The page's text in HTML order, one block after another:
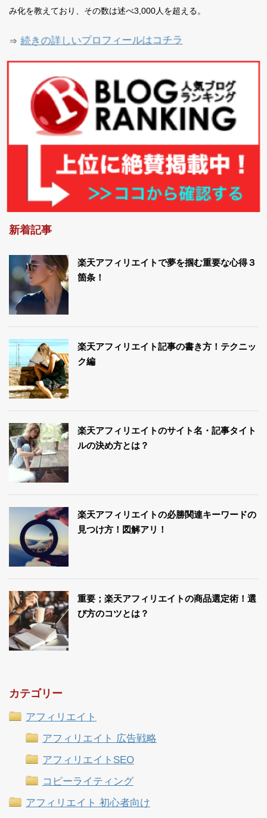
み化を教えており、その数は述べ3,000人を超える。
⇒ 続きの詳しいプロフィールはコチラ
新着記事
楽天アフィリエイトで夢を掴む重要な心得３
箇条！
楽天アフィリエイト記事の書き方！テクニッ
ク編
楽天アフィリエイトのサイト名・記事タイト
ルの決め方とは？
楽天アフィリエイトの必勝関連キーワードの
見つけ方！図解アリ！
重要；楽天アフィリエイトの商品選定術！選
び方のコツとは？
カテゴリー
アフィリエイト
アフィリエイト 広告戦略
アフィリエイトSEO
コピーライティング
アフィリエイト 初心者向け